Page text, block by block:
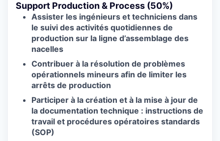
Support Production & Process (50%)
Assister les ingénieurs et techniciens dans
le suivi des activités quotidiennes de
production sur la ligne d’assemblage des
nacelles
Contribuer à la résolution de problèmes
opérationnels mineurs afin de limiter les
arrêts de production
Participer à la création et à la mise à jour de
la documentation technique : instructions de
travail et procédures opératoires standards
(SOP)